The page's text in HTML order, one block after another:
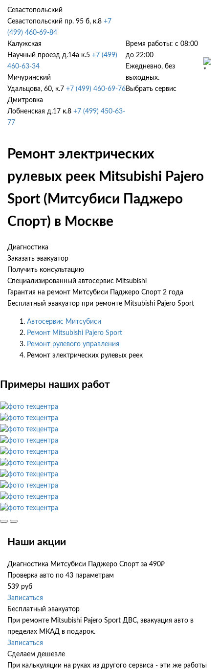
Севастопольский
Севастопольский пр. 95 б, к.8 +7
(499) 460-69-84
Калужская
Научный проезд д.14а к.5 +7 (499)
460-63-34
Мичуринский
Удальцова, 60, к.7 +7 (499) 460-69-76
Дмитровка
Лобненская д.17 к.8 +7 (499) 450-63-
77
Время работы: с 08:00
до 22:00
Ежедневно, без
выходных.
Выбрать сервис
Ремонт электрических
рулевых реек Mitsubishi Pajero
Sport (Митсубиси Паджеро
Спорт) в Москве
Диагностика
Заказать эвакуатор
Получить консультацию
Специализированный автосервис Mitsubishi
Гарантия на ремонт Митсубиси Паджеро Спорт 2 года
Бесплатный эвакуатор при ремонте Mitsubishi Pajero Sport
Автосервис Митсубиси
Ремонт Mitsubishi Pajero Sport
Ремонт рулевого управления
Ремонт электрических рулевых реек
Примеры наших работ
Наши акции
Диагностика Митсубиси Паджеро Спорт за 490₽
Проверка авто по 43 параметрам
539 руб
Записаться
Бесплатный эвакуатор
При ремонте Mitsubishi Pajero Sport ДВС, эвакуация авто в
пределах МКАД в подарок.
Записаться
Сделаем дешевле
При калькуляции на руках из другого сервиса - эти же работы